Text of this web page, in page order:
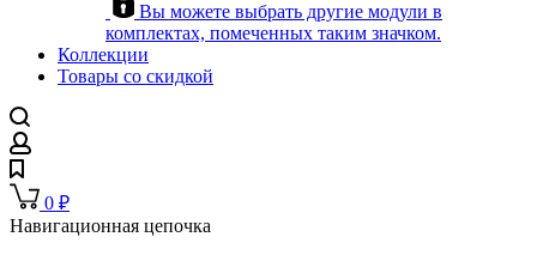
Вы можете выбрать другие модули в
комплектах, помеченных таким значком.
Коллекции
Товары со скидкой
0 ₽
Навигационная цепочка